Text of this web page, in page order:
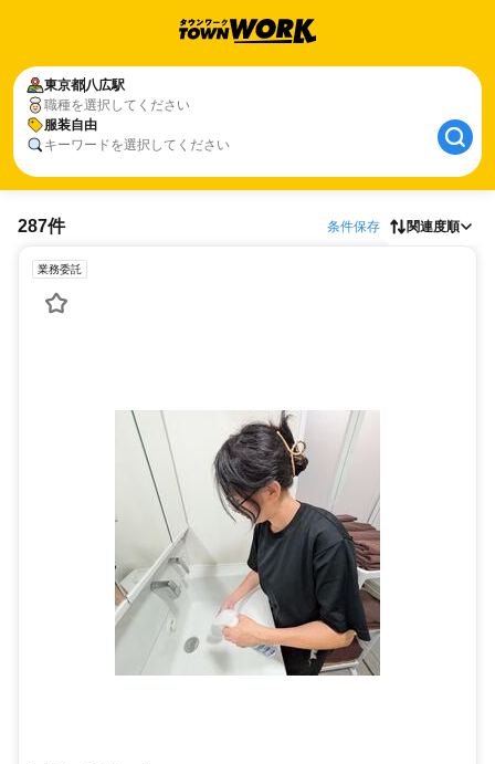
東京都八広駅
職種を選択してください
服装自由
キーワードを選択してください
287件 条件保存 関連度順
業務委託